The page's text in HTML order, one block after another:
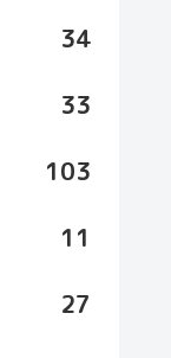
34
33
103
11
27